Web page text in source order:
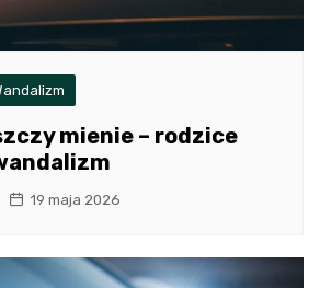
mienie – rodzice
19 maja 2026